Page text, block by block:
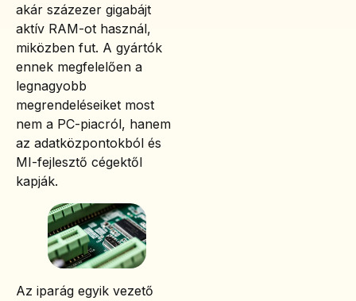
akár százezer gigabájt
aktív RAM-ot használ,
miközben fut. A gyártók
ennek megfelelően a
legnagyobb
megrendeléseiket most
nem a PC-piacról, hanem
az adatközpontokból és
MI-fejlesztő cégektől
kapják.
Az iparág egyik vezető